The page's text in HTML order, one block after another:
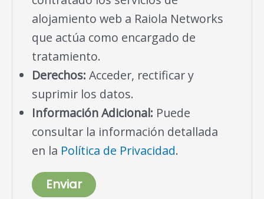
alojamiento web a Raiola Networks
que actúa como encargado de
tratamiento.
Derechos: Acceder, rectificar y
suprimir los datos.
Información Adicional: Puede
consultar la información detallada
en la Política de Privacidad.